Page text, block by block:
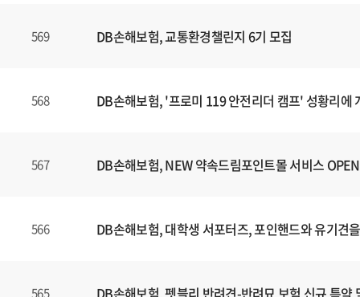
569 DB손해보험, 교통환경챌린지 6기 모집
568 DB손해보험, '프로미 119 안전리더 캠프' 성황리에
567 DB손해보험, NEW 약속드림포인트몰 서비스 OPEN
566 DB손해보험, 대학생 서포터즈, 포인핸드와 유기견
565 DB손해보험, 펫블리 반려견-반려묘 보험 신규 특약